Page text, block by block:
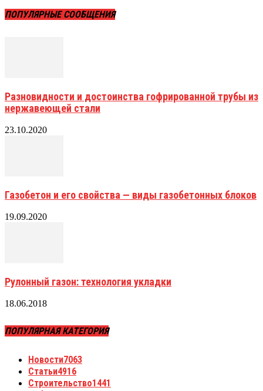
ПОПУЛЯРНЫЕ СООБЩЕНИЯ
Разновидности и достоинства гофрированной трубы из
нержавеющей стали
23.10.2020
Газобетон и его свойства — виды газобетонных блоков
19.09.2020
Рулонный газон: технология укладки
18.06.2018
ПОПУЛЯРНАЯ КАТЕГОРИЯ
Новости7063
Статьи4916
Строительство1441